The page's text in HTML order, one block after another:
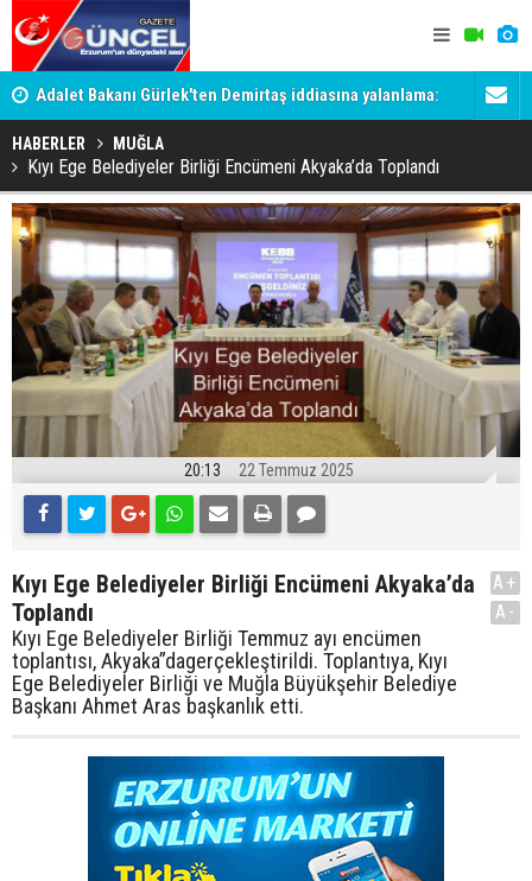
Adalet Bakanı Gürlek'ten Demirtaş iddiasına yalanlama:
Böyle bir açıklama yapmadım
Dadaş
HABERLER MUĞLA
Kıyı Ege Belediyeler Birliği Encümeni Akyaka’da Toplandı
20:13 22 Temmuz 2025
Kıyı Ege Belediyeler Birliği Encümeni Akyaka’da
Toplandı
Kıyı Ege Belediyeler Birliği Temmuz ayı encümen
toplantısı, Akyaka”dagerçekleştirildi. Toplantıya, Kıyı
Ege Belediyeler Birliği ve Muğla Büyükşehir Belediye
Başkanı Ahmet Aras başkanlık etti.
A+
A-